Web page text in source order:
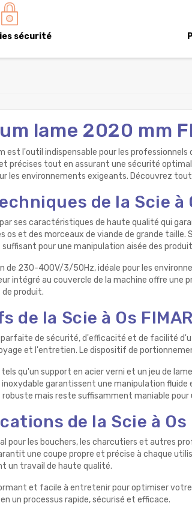
sécurité
lame 2020 mm
est l'outil indispensable pour les
précises tout en assurant une sécurité
les environnements exigeants. Découvrez
de la Scie à
ses caractéristiques de haute qualité qui
et des morceaux de viande de grande
pour une manipulation aisée des
de 230-400V/3/50Hz, idéale pour les
intégré au couvercle de la machine offre une
produit.
de la Scie à Os FIMAR
parfaite de sécurité, d'efficacité et de facilité
et l'entretien. Le dispositif de
qu'un support en acier verni et un jeu de
garantissent une manipulation
mais reste suffisamment maniable
de la Scie à Os
pour les bouchers, les charcutiers et autres
une coupe propre et précise à chaque
un travail de haute qualité.
et facile à entretenir pour optimiser
un processus rapide, sécurisé et efficace.